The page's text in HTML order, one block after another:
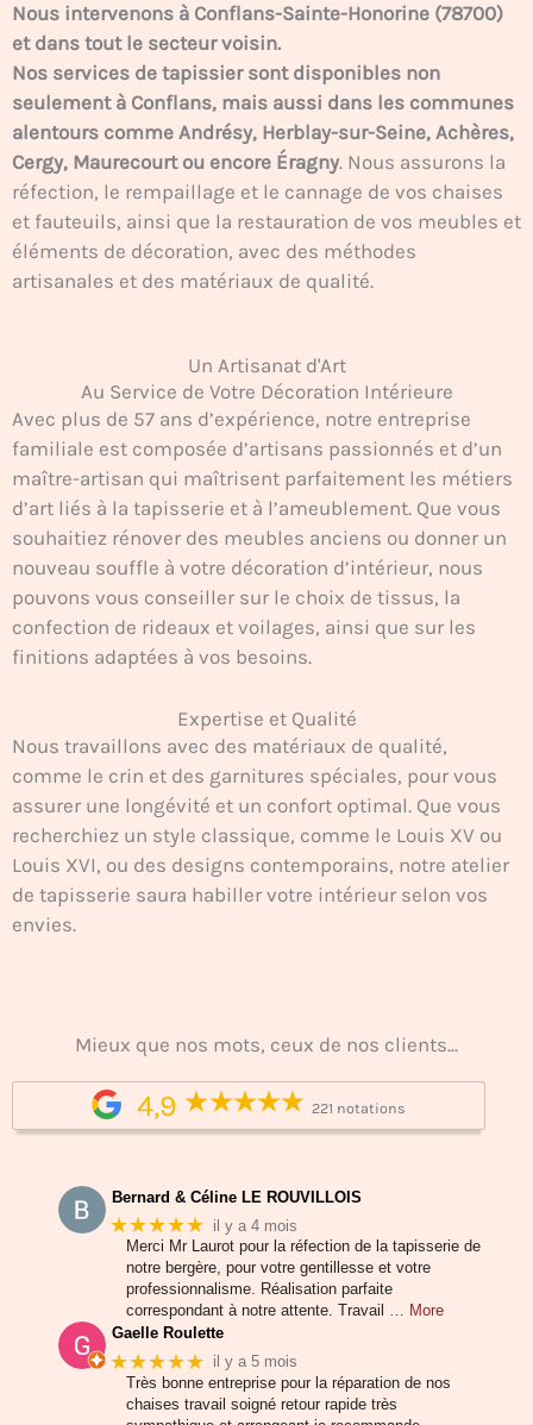
Nous intervenons à Conflans-Sainte-Honorine (78700)
et dans tout le secteur voisin.
Nos services de tapissier sont disponibles non
seulement à Conflans, mais aussi dans les communes
alentours comme Andrésy, Herblay-sur-Seine, Achères,
Cergy, Maurecourt ou encore Éragny. Nous assurons la
réfection, le rempaillage et le cannage de vos chaises
et fauteuils, ainsi que la restauration de vos meubles et
éléments de décoration, avec des méthodes
artisanales et des matériaux de qualité.
Un Artisanat d'Art
Au Service de Votre Décoration Intérieure
Avec plus de 57 ans d’expérience, notre entreprise
familiale est composée d’artisans passionnés et d’un
maître-artisan qui maîtrisent parfaitement les métiers
d’art liés à la tapisserie et à l’ameublement. Que vous
souhaitiez rénover des meubles anciens ou donner un
nouveau souffle à votre décoration d’intérieur, nous
pouvons vous conseiller sur le choix de tissus, la
confection de rideaux et voilages, ainsi que sur les
finitions adaptées à vos besoins.
Expertise et Qualité
Nous travaillons avec des matériaux de qualité,
comme le crin et des garnitures spéciales, pour vous
assurer une longévité et un confort optimal. Que vous
recherchiez un style classique, comme le Louis XV ou
Louis XVI, ou des designs contemporains, notre atelier
de tapisserie saura habiller votre intérieur selon vos
envies.
Mieux que nos mots, ceux de nos clients...
4,9 221 notations
Bernard & Céline LE ROUVILLOIS
★★★★★ il y a 4 mois
Merci Mr Laurot pour la réfection de la tapisserie de
notre bergère, pour votre gentillesse et votre
professionnalisme. Réalisation parfaite
correspondant à notre attente. Travail … More
Gaelle Roulette
★★★★★ il y a 5 mois
Très bonne entreprise pour la réparation de nos
chaises travail soigné retour rapide très